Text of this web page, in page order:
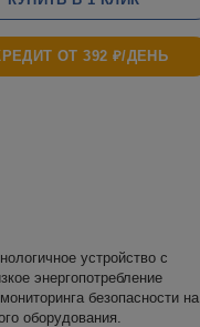
ОТ 392 ₽/ДЕНЬ
устройство с
энергопотребление
безопасности на
оборудования.